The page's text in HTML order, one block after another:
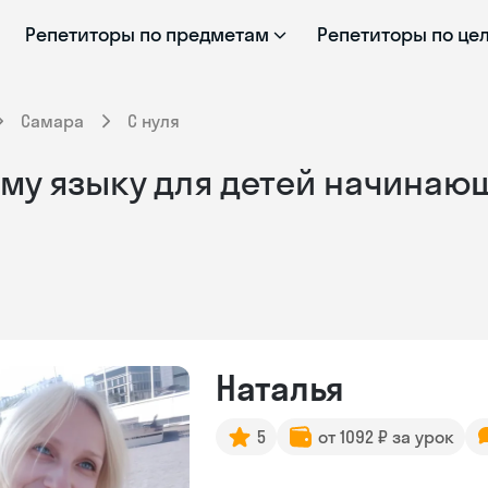
Репетиторы по предметам Репетиторы по
Самара С нуля
языку для детей
Наталья
5 от 1092 ₽ за урок